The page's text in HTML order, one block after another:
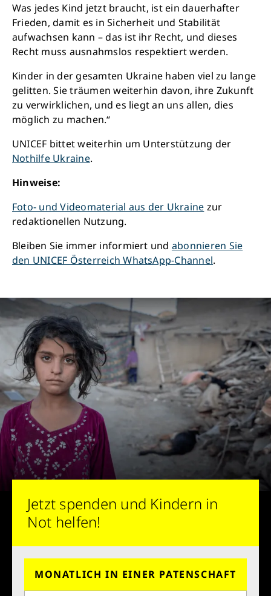
Was jedes Kind jetzt braucht, ist ein dauerhafter
Frieden, damit es in Sicherheit und Stabilität
aufwachsen kann – das ist ihr Recht, und dieses
Recht muss ausnahmslos respektiert werden.
Kinder in der gesamten Ukraine haben viel zu lange
gelitten. Sie träumen weiterhin davon, ihre Zukunft
zu verwirklichen, und es liegt an uns allen, dies
möglich zu machen.“
UNICEF bittet weiterhin um Unterstützung der
Nothilfe Ukraine.
Hinweise:
Foto- und Videomaterial aus der Ukraine zur
redaktionellen Nutzung.
Bleiben Sie immer informiert und abonnieren Sie
den UNICEF Österreich WhatsApp-Channel.
Jetzt spenden und Kindern in
Not helfen!
MONATLICH IN EINER PATENSCHAFT